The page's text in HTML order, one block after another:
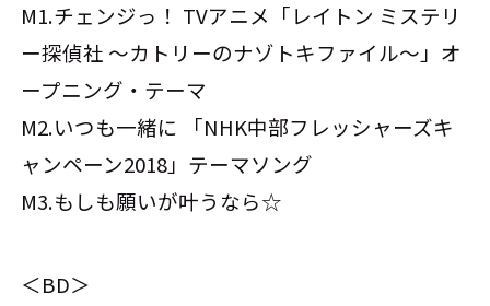
M1.チェンジっ！ TVアニメ「レイトン ミステリ
ー探偵社 ～カトリーのナゾトキファイル～」オ
ープニング・テーマ
M2.いつも一緒に 「NHK中部フレッシャーズキ
ャンペーン2018」テーマソング
M3.もしも願いが叶うなら☆
＜BD＞